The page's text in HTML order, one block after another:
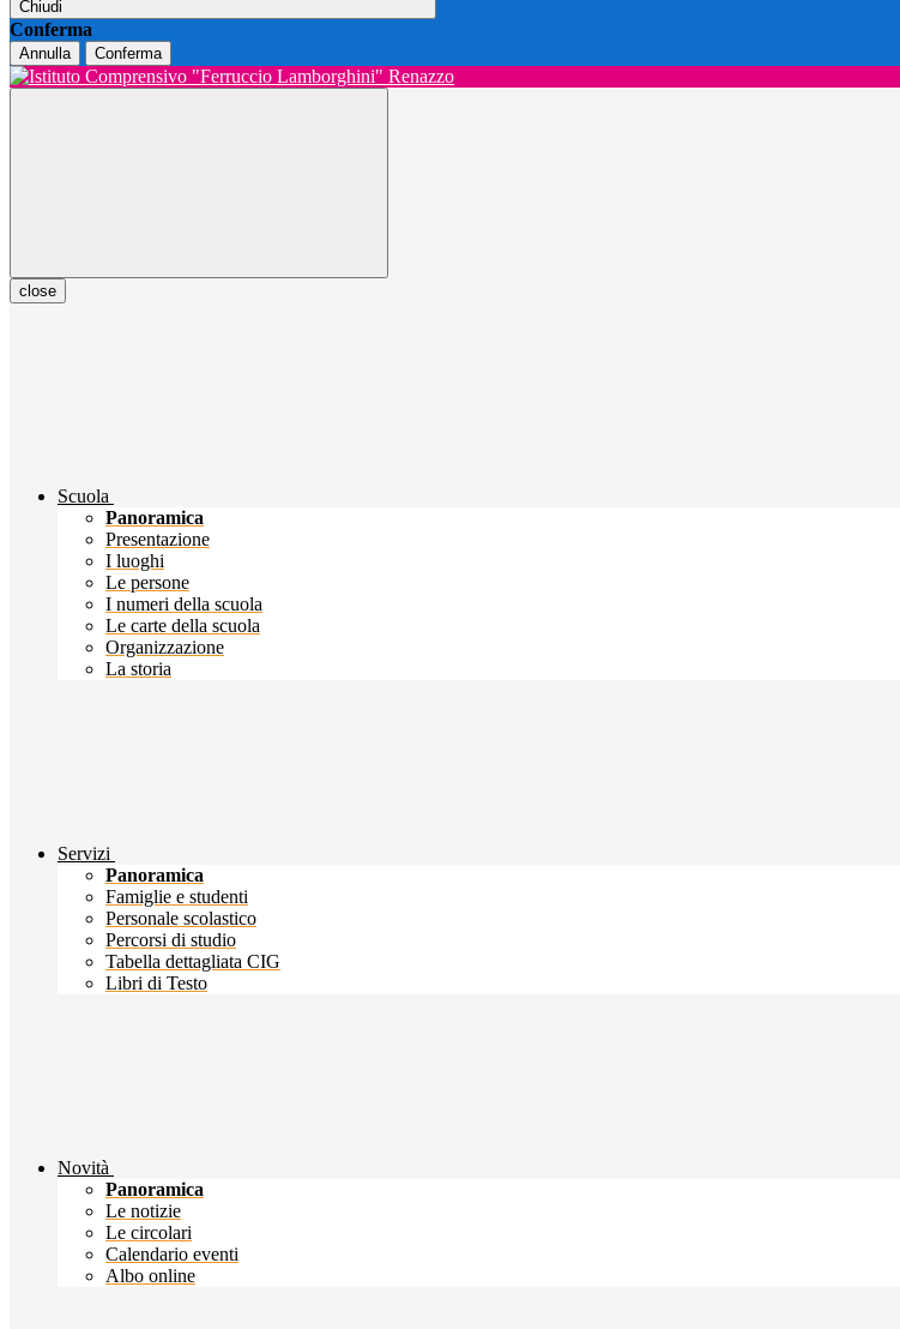
Chiudi
Conferma
Annulla Conferma
close
Scuola
Panoramica
Presentazione
I luoghi
Le persone
I numeri della scuola
Le carte della scuola
Organizzazione
La storia
Servizi
Panoramica
Famiglie e studenti
Personale scolastico
Percorsi di studio
Tabella dettagliata CIG
Libri di Testo
Novità
Panoramica
Le notizie
Le circolari
Calendario eventi
Albo online